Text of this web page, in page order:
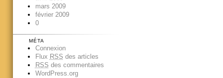
mars 2009
février 2009
0
MÉTA
Connexion
Flux RSS des articles
RSS des commentaires
WordPress.org